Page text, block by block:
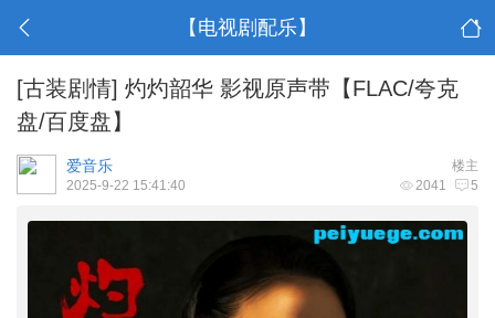
【电视剧配乐】
[古装剧情] 灼灼韶华 影视原声带【FLAC/夸克
盘/百度盘】
楼主
爱音乐
2041 5
2025-9-22 15:41:40